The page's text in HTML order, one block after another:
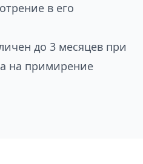
в его
до 3 месяцев при
на примирение